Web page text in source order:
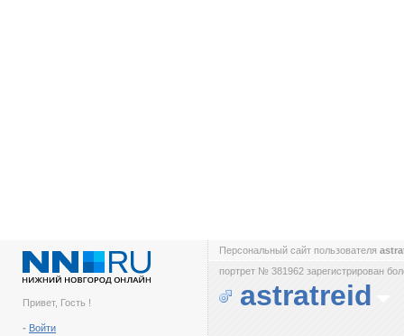
Привет, Гость !
- Войти
Персональный сайт пользователя
портрет № 381962 зарегистрирован
astratreid